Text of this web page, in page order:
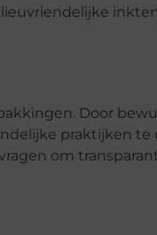
Door
praktijken te
om